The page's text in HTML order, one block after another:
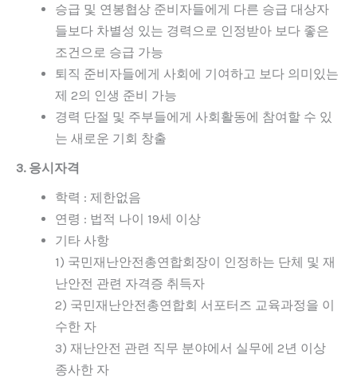
승급 및 연봉협상 준비자들에게 다른 승급 대상자
들보다 차별성 있는 경력으로 인정받아 보다 좋은
조건으로 승급 가능
퇴직 준비자들에게 사회에 기여하고 보다 의미있는
제 2의 인생 준비 가능
경력 단절 및 주부들에게 사회활동에 참여할 수 있
는 새로운 기회 창출
3. 응시자격
학력 : 제한없음
연령 : 법적 나이 19세 이상
기타 사항
1) 국민재난안전총연합회장이 인정하는 단체 및 재
난안전 관련 자격증 취득자
2) 국민재난안전총연합회 서포터즈 교육과정을 이
수한 자
3) 재난안전 관련 직무 분야에서 실무에 2년 이상
종사한 자